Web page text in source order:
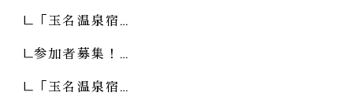
「玉名温泉宿…
参加者募集！…
「玉名温泉宿…